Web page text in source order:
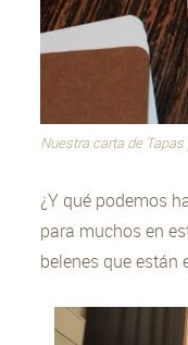
Nuestra carta de
¿Y qué podemos
para muchos en
belenes que están